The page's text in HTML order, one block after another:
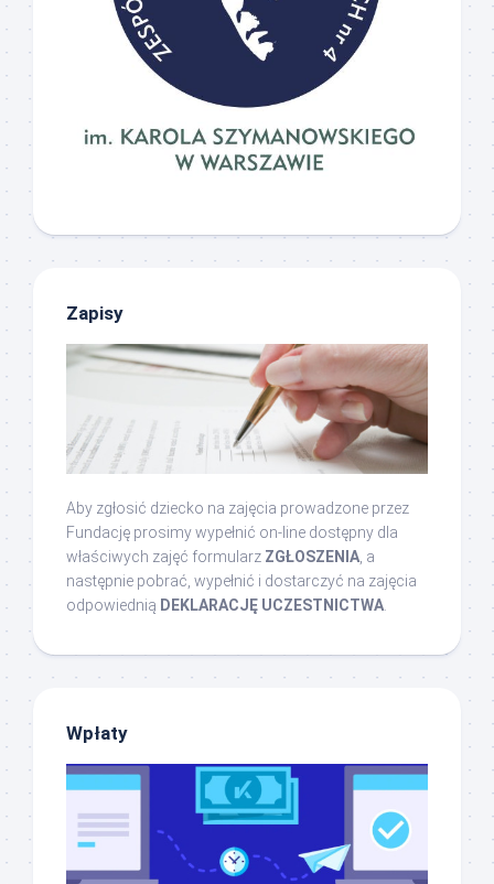
Zapisy
Aby zgłosić dziecko na zajęcia prowadzone przez
Fundację prosimy wypełnić on-line dostępny dla
właściwych zajęć formularz ZGŁOSZENIA, a
następnie pobrać, wypełnić i dostarczyć na zajęcia
odpowiednią DEKLARACJĘ UCZESTNICTWA.
Wpłaty